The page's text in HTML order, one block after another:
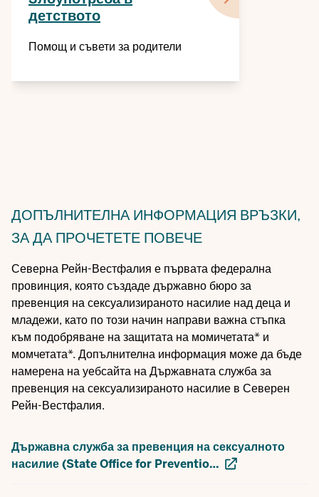
детството
Помощ и съвети за родители
ДОПЪЛНИТЕЛНА ИНФОРМАЦИЯ ВРЪЗКИ,
ЗА ДА ПРОЧЕТЕТЕ ПОВЕЧЕ
Северна Рейн-Вестфалия е първата федерална
провинция, която създаде държавно бюро за
превенция на сексуализираното насилие над деца и
младежи, като по този начин направи важна стъпка
към подобряване на защитата на момичетата* и
момчетата*. Допълнителна информация може да бъде
намерена на уебсайта на Държавната служба за
превенция на сексуализираното насилие в Северен
Рейн-Вестфалия.
Държавна служба за превенция на сексуалното
насилие (State Office for Preventio…